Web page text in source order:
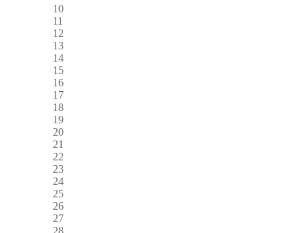
10
11
12
13
14
15
16
17
18
19
20
21
22
23
24
25
26
27
28